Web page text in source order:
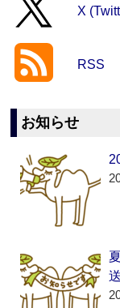
X
RSS
お知らせ